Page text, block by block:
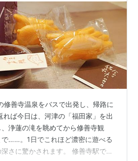
修善寺温泉をバスで出発し、帰路に
れば今日は、河津の「福田家」を出
浄蓮の滝を眺めてから修善寺観
……。1日でこれほど濃密に遊べる
さに驚かされます。 修善寺駅でお